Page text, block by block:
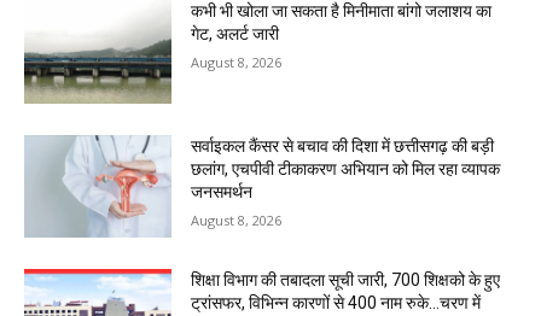
कभी भी खोला जा सकता है मिनीमाता बांगो जलाशय का
गेट, अलर्ट जारी
August 8, 2026
सर्वाइकल कैंसर से बचाव की दिशा में छत्तीसगढ़ की बड़ी
छलांग, एचपीवी टीकाकरण अभियान को मिल रहा व्यापक
जनसमर्थन
August 8, 2026
शिक्षा विभाग की तबादला सूची जारी, 700 शिक्षको के हुए
ट्रांसफर, विभिन्न कारणों से 400 नाम रुके…चरण में